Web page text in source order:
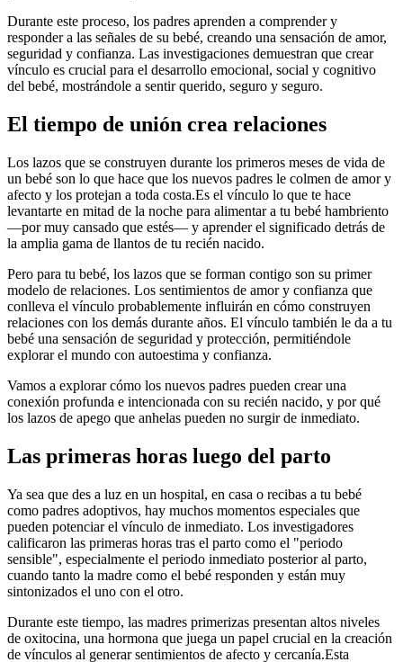
Durante este proceso, los padres aprenden a comprender y
responder a las señales de su bebé, creando una sensación de amor,
seguridad y confianza. Las investigaciones demuestran que crear
vínculo es crucial para el desarrollo emocional, social y cognitivo
del bebé, mostrándole a sentir querido, seguro y seguro.
El tiempo de unión crea relaciones
Los lazos que se construyen durante los primeros meses de vida de
un bebé son lo que hace que los nuevos padres le colmen de amor y
afecto y los protejan a toda costa.Es el vínculo lo que te hace
levantarte en mitad de la noche para alimentar a tu bebé hambriento
—por muy cansado que estés— y aprender el significado detrás de
la amplia gama de llantos de tu recién nacido.
Pero para tu bebé, los lazos que se forman contigo son su primer
modelo de relaciones. Los sentimientos de amor y confianza que
conlleva el vínculo probablemente influirán en cómo construyen
relaciones con los demás durante años. El vínculo también le da a tu
bebé una sensación de seguridad y protección, permitiéndole
explorar el mundo con autoestima y confianza.
Vamos a explorar cómo los nuevos padres pueden crear una
conexión profunda e intencionada con su recién nacido, y por qué
los lazos de apego que anhelas pueden no surgir de inmediato.
Las primeras horas luego del parto
Ya sea que des a luz en un hospital, en casa o recibas a tu bebé
como padres adoptivos, hay muchos momentos especiales que
pueden potenciar el vínculo de inmediato. Los investigadores
calificaron las primeras horas tras el parto como el "periodo
sensible", especialmente el periodo inmediato posterior al parto,
cuando tanto la madre como el bebé responden y están muy
sintonizados el uno con el otro.
Durante este tiempo, las madres primerizas presentan altos niveles
de oxitocina, una hormona que juega un papel crucial en la creación
de vínculos al generar sentimientos de afecto y cercanía.Esta